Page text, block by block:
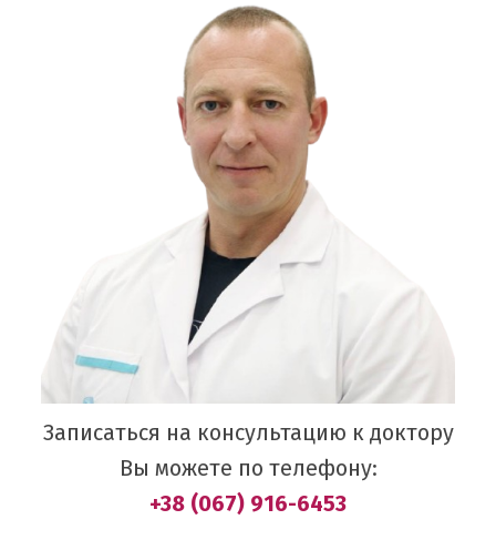
Записаться на консультацию к доктору
Вы можете по телефону:
+38 (067) 916-6453